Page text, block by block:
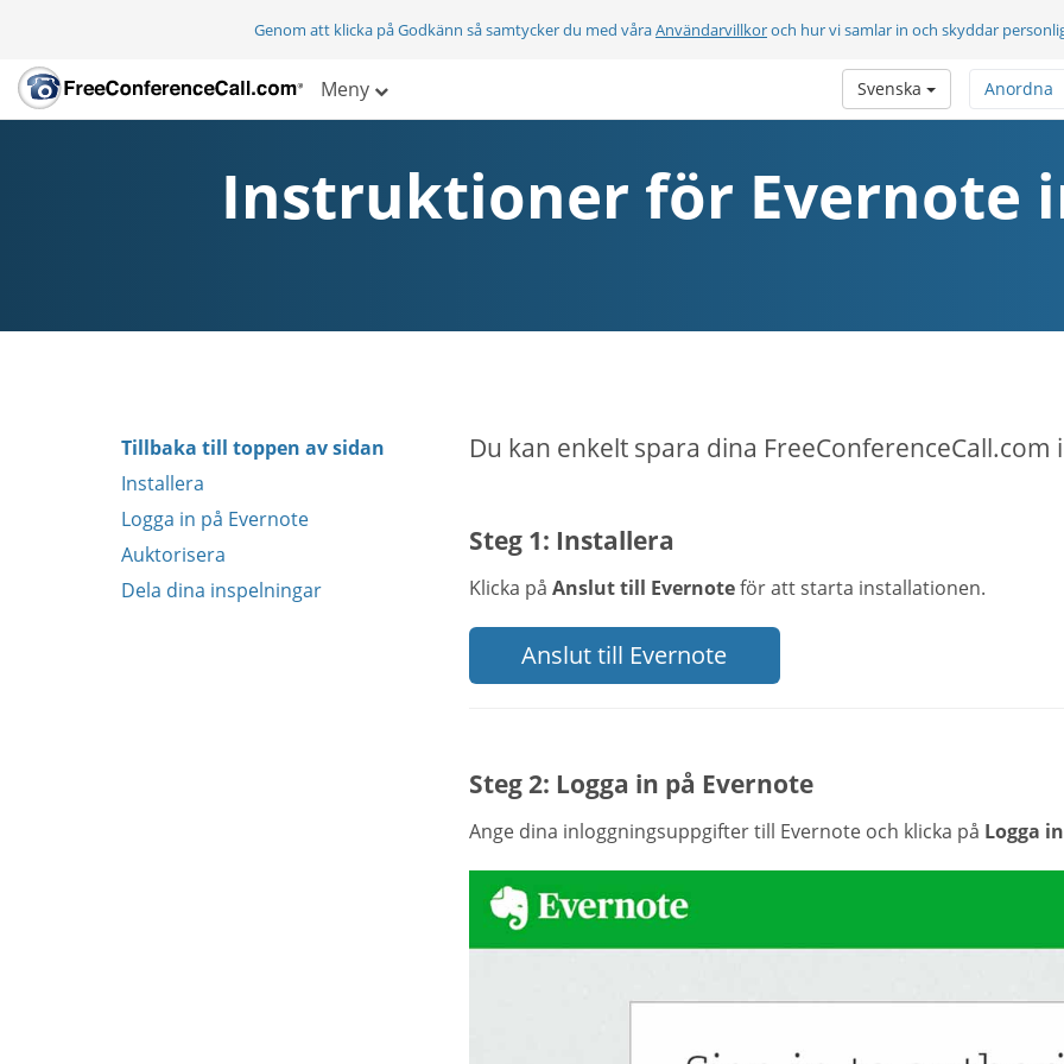
Genom att klicka på Godkänn så samtycker du med våraAnvändarvillkoroch hur vi samlar in och skyddar
Meny Anordna
Svenska
Instruktioner för Evernote
Tillbaka till toppen av sidan
Installera
Logga in på Evernote
Auktorisera
Dela dina inspelningar
Du kan enkelt spara dina
Steg 1: Installera
Klicka på Anslut till Evernoteför att starta installationen.
Anslut till Evernote
Steg 2: Logga in på Evernote
Ange dina inloggningsuppgifter till Evernote och klicka på Logga in